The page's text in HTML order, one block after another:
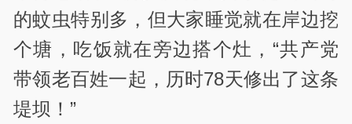
的蚊虫特别多，但大家睡觉就在岸边挖
个塘，吃饭就在旁边搭个灶，“共产党
带领老百姓一起，历时78天修出了这条
堤坝！”